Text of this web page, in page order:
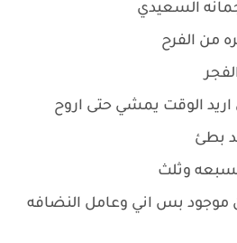
السعيدي
من الفرح
الوقت يمشي حتى اروح
بطئ
وثلث
موجود بس اني وعامل النضافه